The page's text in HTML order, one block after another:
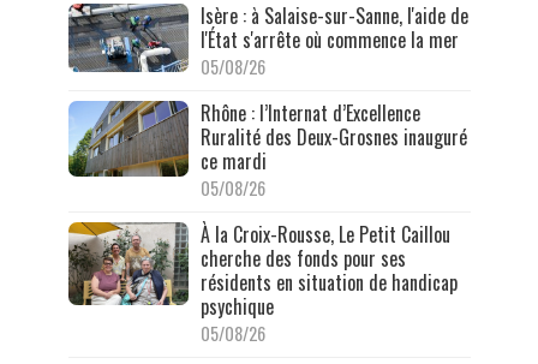
Isère : à Salaise-sur-Sanne, l'aide de
l'État s'arrête où commence la mer
05/08/26
Rhône : l’Internat d’Excellence
Ruralité des Deux-Grosnes inauguré
ce mardi
05/08/26
À la Croix-Rousse, Le Petit Caillou
cherche des fonds pour ses
résidents en situation de handicap
psychique
05/08/26